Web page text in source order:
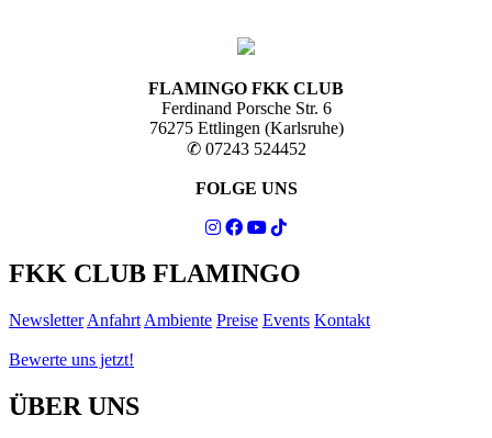
FLAMINGO FKK CLUB
Ferdinand Porsche Str. 6
76275 Ettlingen (Karlsruhe)
✆ 07243 524452
FOLGE UNS
FKK CLUB FLAMINGO
Newsletter Anfahrt Ambiente Preise Events Kontakt
Bewerte uns jetzt!
ÜBER UNS